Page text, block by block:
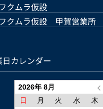
クムラ仮設
クムラ仮設 甲賀営業所
カレンダー
2026年 8月
日
月 火 水 木